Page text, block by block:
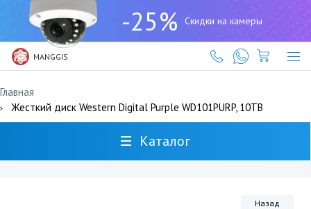
-25% Скидки на камеры
MANGGIS
(727)
317-
61-
61
Главная
Жесткий диск Western Digital Purple WD101PURP, 10TB
Каталог
Назад